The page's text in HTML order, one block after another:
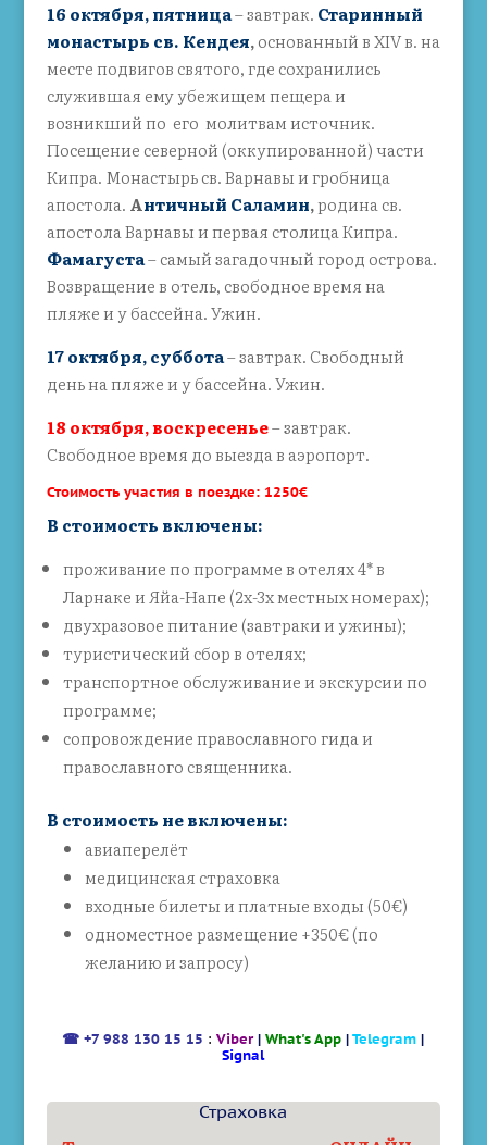
16 октября, пятница– завтрак. Старинный
монастырь св. Кендея,основанный в XIV в. на
месте подвигов святого, где сохранились
служившая ему убежищем пещера и
возникший по его молитвам источник.
Посещение северной (оккупированной) части
Кипра. Монастырь св. Варнавы и гробница
апостола. Античный Саламин,родина св.
апостола Варнавы и первая столица Кипра.
Фамагуста– самый загадочный город острова.
Возвращение в отель, свободное время на
пляже и у бассейна. Ужин.
17 октября, суббота– завтрак. Свободный
день на пляже и у бассейна. Ужин.
18 октября, воскресенье– завтрак.
Свободное время до выезда в аэропорт.
Стоимостьучастия в поездке: 1250€
В стоимость включены:
проживание по программе в отелях 4* в
Ларнаке и Яйа-Напе (2х-3х местных номерах);
двухразовое питание (завтраки и ужины);
туристический сбор в отелях;
транспортное обслуживание и экскурсии по
программе;
сопровождение православного гида и
православного священника.
В стоимость не включены:
авиаперелёт
медицинская страховка
входные билеты и платные входы (50€)
одноместное размещение +350€ (по
желанию и запросу)
☎‎+7 988 130 15 15 : Viber| What's App|Telegram|
Signal
Страховка